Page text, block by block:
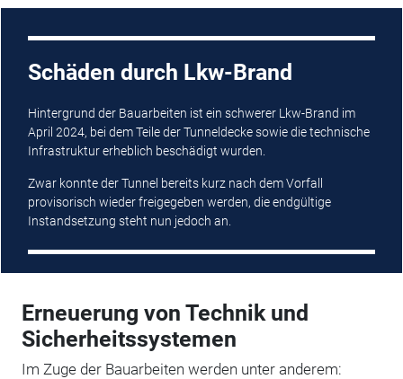
Schäden durch Lkw-Brand
Hintergrund der Bauarbeiten ist ein schwerer Lkw-Brand im
April 2024, bei dem Teile der Tunneldecke sowie die technische
Infrastruktur erheblich beschädigt wurden.
Zwar konnte der Tunnel bereits kurz nach dem Vorfall
provisorisch wieder freigegeben werden, die endgültige
Instandsetzung steht nun jedoch an.
Erneuerung von Technik und
Sicherheitssystemen
Im Zuge der Bauarbeiten werden unter anderem: